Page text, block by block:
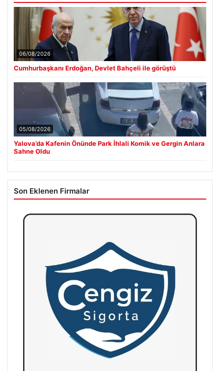
06/08/2026
Cumhurbaşkanı Erdoğan, Devlet Bahçeli ile görüştü
05/08/2026
Yalova’da Kafenin Önünde Park İhlali Komik ve Gergin Anlara
Sahne Oldu
Son Eklenen Firmalar